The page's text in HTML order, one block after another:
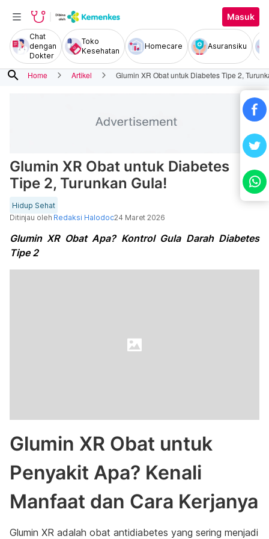
Masuk
Chat
dengan
Dokter
Toko
Kesehatan
Homecare Asuransiku
search Home Artikel Glumin XR Obat untuk Diabetes Tipe 2,
Glumin XR Obat untuk Diabetes
Tipe 2, Turunkan Gula!
Hidup Sehat
Ditinjau oleh Redaksi Halodoc24 Maret 2026
Glumin XR Obat Apa? Kontrol Gula Darah Diabetes
Tipe 2
Glumin XR Obat untuk
Penyakit Apa? Kenali
Manfaat dan Cara Kerjanya
Glumin XR adalah obat antidiabetes yang sering menjadi